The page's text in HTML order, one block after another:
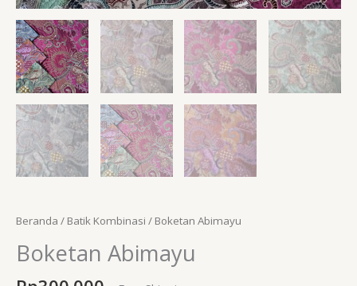
Beranda / Batik Kombinasi / Boketan Abimayu
Boketan Abimayu